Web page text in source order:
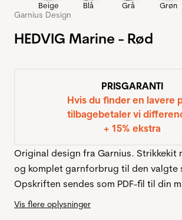
Beige Blå Grå Grøn
Garnius Design
HEDVIG Marine - Rød
PRISGARANTI
Hvis du finder en lavere
tilbagebetaler vi
+ 15% ekstra
Original design fra Garnius. Strikkekit
og komplet garnforbrug til den valgte
Opskriften sendes som PDF-fil til din
Vis flere oplysninger